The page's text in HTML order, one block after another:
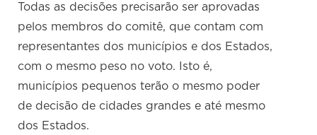
Todas as decisões precisarão ser aprovadas
pelos membros do comitê, que contam com
representantes dos municípios e dos Estados,
com o mesmo peso no voto. Isto é,
municípios pequenos terão o mesmo poder
de decisão de cidades grandes e até mesmo
dos Estados.